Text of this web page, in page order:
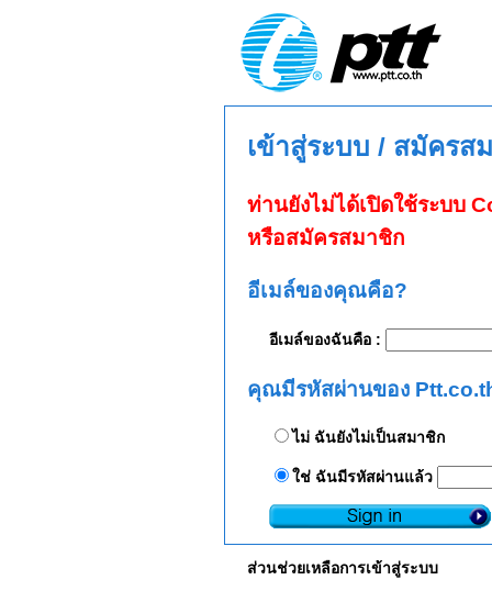
เข้าสู่ระบบ / สมัครส
ท่านยังไม่ได้เปิดใช้ระบบ
หรือสมัครสมาชิก
อีเมล์ของคุณคือ?
อีเมล์ของฉันคือ :
คุณมีรหัสผ่านของ
ไม่ ฉันยังไม่เป็นสมาชิก
ใช่ ฉันมีรหัสผ่านแล้ว
ส่วนช่วยเหลือการเข้าสู่ระบบ